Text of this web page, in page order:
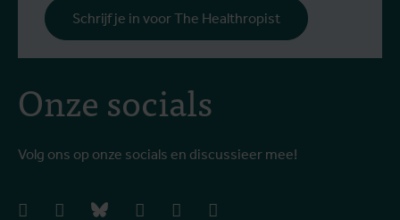
Onze socials
Volg ons op onze socials en discussieer mee!
facebookinstagrambluesky linkedIn youtube
Schrijf je in voor The Healthropist